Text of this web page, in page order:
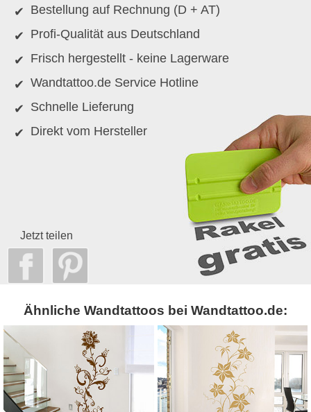
Bestellung auf Rechnung (D + AT)
Profi-Qualität aus Deutschland
Frisch hergestellt - keine Lagerware
Wandtattoo.de Service Hotline
Schnelle Lieferung
Direkt vom Hersteller
Jetzt teilen
Ähnliche Wandtattoos bei Wandtattoo.de: